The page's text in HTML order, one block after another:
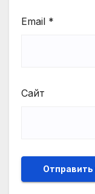
Email *
Сайт